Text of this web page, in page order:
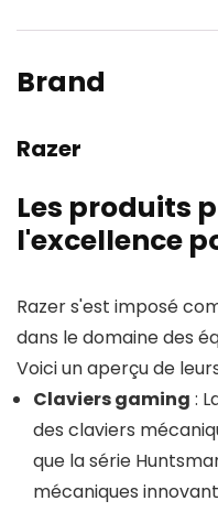
Brand
Razer
Les produits
l'excellence
Razer s'est imposé
dans le domaine des
Voici un aperçu de
Claviers gaming :
des claviers
que la série
mécaniques